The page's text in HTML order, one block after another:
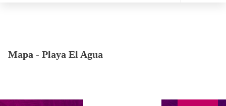
Mapa - Playa El Agua